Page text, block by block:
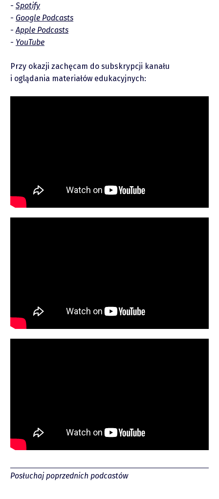
Podcasty
Video
piotrek.zajac@pm.me
Twitter
Spotify
Google Podcasts
Apple Podcasts
YouTube
Przy okazji zachęcam do subskrypcji kanału
i oglądania materiałów edukacyjnych:
Posłuchaj poprzednich podcastów